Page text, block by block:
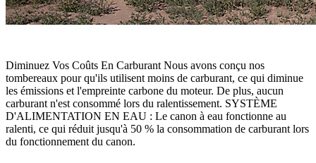
Diminuez Vos Coûts En Carburant Nous avons conçu nos
tombereaux pour qu'ils utilisent moins de carburant, ce qui diminue
les émissions et l'empreinte carbone du moteur. De plus, aucun
carburant n'est consommé lors du ralentissement. SYSTÈME
D'ALIMENTATION EN EAU : Le canon à eau fonctionne au
ralenti, ce qui réduit jusqu'à 50 % la consommation de carburant lors
du fonctionnement du canon.